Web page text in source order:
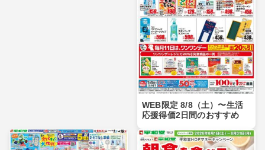
WEB限定 8/8（土）〜生活
応援得価2日間のおすすめ